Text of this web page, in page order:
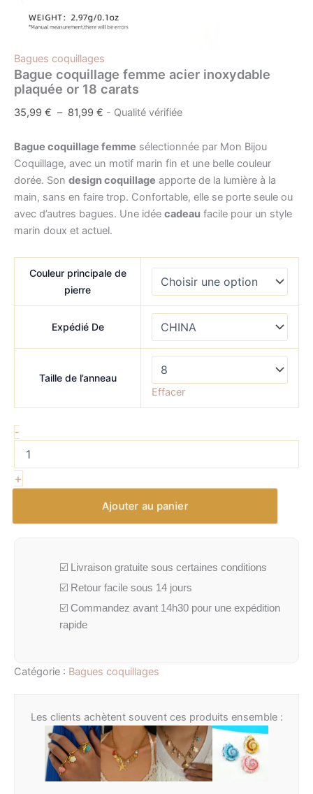
Bagues coquillages
Bague coquillage femme acier inoxydable
plaquée or 18 carats
35,99 € – 81,99 € - Qualité vérifiée
Bague coquillage femme sélectionnée par Mon Bijou
Coquillage, avec un motif marin fin et une belle couleur
dorée. Son design coquillage apporte de la lumière à la
main, sans en faire trop. Confortable, elle se porte seule ou
avec d’autres bagues. Une idée cadeau facile pour un style
marin doux et actuel.
Couleur principale de
pierre
Expédié De
Taille de l’anneau
Effacer
-
+
Ajouter au panier
☑️ Livraison gratuite sous certaines conditions
☑️ Retour facile sous 14 jours
☑️ Commandez avant 14h30 pour une expédition
rapide
Catégorie : Bagues coquillages
Les clients achètent souvent ces produits ensemble :